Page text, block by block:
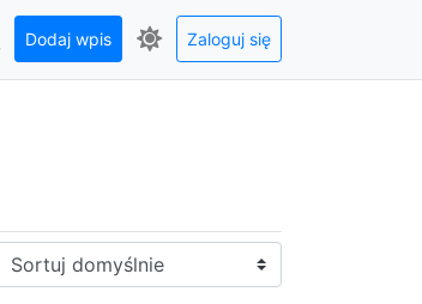
Dodaj wpis Zaloguj się
Sortuj: